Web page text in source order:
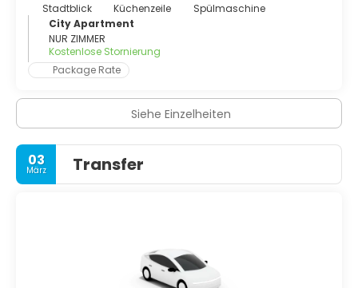
Stadtblick
Küchenzeile
Spülmaschine
City Apartment
NUR ZIMMER
Kostenlose Stornierung
Package Rate
Siehe Einzelheiten
03
März Transfer